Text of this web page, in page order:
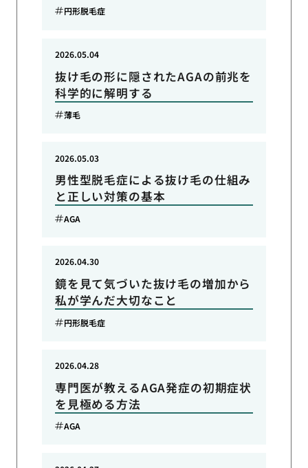
円形脱毛症
抜け毛の形に隠されたAGAの前兆を
科学的に解明する
2026.05.04
薄毛
男性型脱毛症による抜け毛の仕組み
と正しい対策の基本
2026.05.03
AGA
鏡を見て気づいた抜け毛の増加から
私が学んだ大切なこと
2026.04.30
円形脱毛症
専門医が教えるAGA発症の初期症状
を見極める方法
2026.04.28
AGA